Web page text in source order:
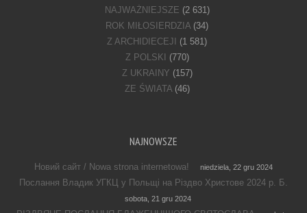
NAJWAŻNIEJSZE (2 631)
ROK MIŁOSIERDZIA(34)
Z ARCHIDIECEJI
(1 581)
Z POLSKI
(770)
Z UKRAINY (157)
ZE ŚWIATA(46)
NAJNOWSZE
Новий сайт / Nowa strona internetowa! niedziela, 22 gru 2024
Послання Владик УГКЦ у Польщі на Різдво Христове 2024 р. Б.
sobota, 21 gru 2024